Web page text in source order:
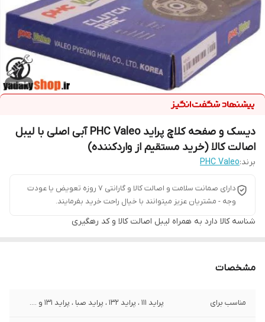
دیسک و صفحه کلاچ پراید PHC Valeo آبی اصلی با لیبل
اصالت کالا (خرید مستقیم از واردکننده)
برند:PHC Valeo
دارای صمانت سلامت و اصالت کالا و گارانتی 7 روزه تعویض یا عودت
وجه - مشتریان عزیز میتوانند با خیال راحت خرید بفرمایند.
شناسه کالا دارد به همراه لیبل اصالت کالا و کد رهگیری
مشخصات
مناسب برای پراید 111 ، پراید 132 ، پراید صبا ، پراید 131 و ....